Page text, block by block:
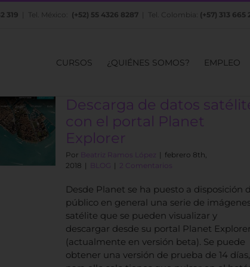
319 | Tel. México: (+52) 55 4326 8287 | Tel. Colombia: (+57) 313 665
CURSOS ¿QUIÉNES SOMOS? EMPLEO
Descarga de datos
con el portal Planet
Explorer
Por Beatriz Ramos López | febrero 8th,
2018 | BLOG | 2 Comentarios
Desde Planet se ha puesto a disposición
público en general una serie de
satélite que se pueden visualizar y
descargar desde su portal Planet Explorer
(actualmente en versión beta). Se puede
obtener una versión de prueba de 14 días,